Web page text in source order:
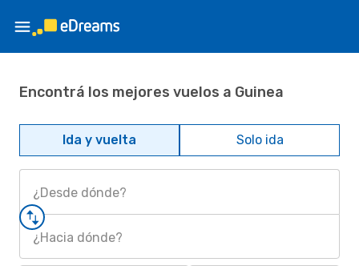
Encontrá los mejores vuelos a Guinea
Ida y vuelta Solo ida
¿Desde dónde?
¿Hacia dónde?